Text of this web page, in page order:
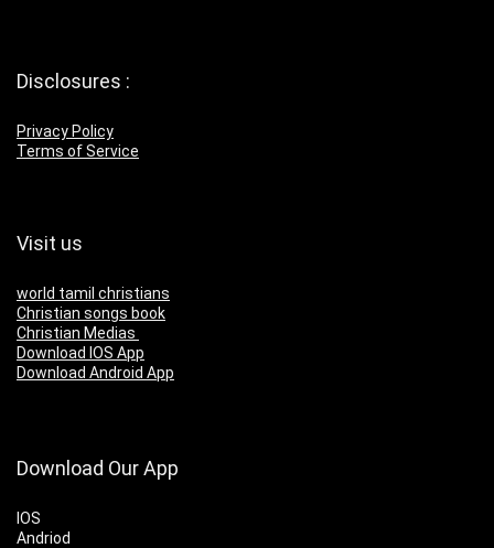
Disclosures :
Privacy Policy
Terms of Service
Visit us
world tamil christians
Christian songs book
Christian Medias
Download IOS App
Download Android App
Download Our App
IOS
Andriod